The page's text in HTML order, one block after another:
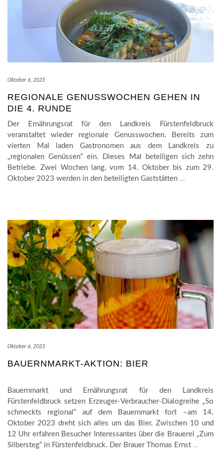
Oktober 6, 2023
REGIONALE GENUSSWOCHEN GEHEN IN
DIE 4. RUNDE
Der Ernährungsrat für den Landkreis Fürstenfeldbruck
veranstaltet wieder regionale Genusswochen. Bereits zum
vierten Mal laden Gastronomen aus dem Landkreis zu
„regionalen Genüssen“ ein. Dieses Mal beteiligen sich zehn
Betriebe. Zwei Wochen lang, vom 14. Oktober bis zum 29.
Oktober 2023 werden in den beteiligten Gaststätten …
Oktober 6, 2023
BAUERNMARKT-AKTION: BIER
Bauernmarkt und Ernährungsrat für den Landkreis
Fürstenfeldbruck setzen Erzeuger-Verbraucher-Dialogreihe „So
schmeckts regional“ auf dem Bauernmarkt fort –am 14.
Oktober 2023 dreht sich alles um das Bier. Zwischen 10 und
12 Uhr erfahren Besucher Interessantes über die Brauerei „Zum
Silbersteg“ in Fürstenfeldbruck. Der Brauer Thomas Ernst …